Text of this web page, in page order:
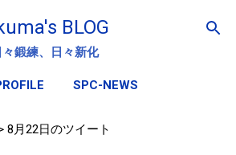
てメイン コンテンツに移動
BLOG
々鍛練、日々新化
SPC-NEWS
8月22日のツイート